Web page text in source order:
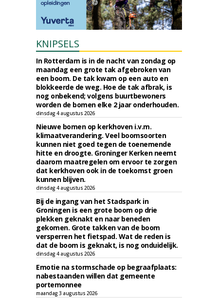
KNIPSELS
In Rotterdam is in de nacht van zondag op
maandag een grote tak afgebroken van
een boom. De tak kwam op een auto en
blokkeerde de weg. Hoe de tak afbrak, is
nog onbekend; volgens buurtbewoners
worden de bomen elke 2 jaar onderhouden.
dinsdag 4 augustus 2026
Nieuwe bomen op kerkhoven i.v.m.
klimaatverandering. Veel boomsoorten
kunnen niet goed tegen de toenemende
hitte en droogte. Groninger Kerken neemt
daarom maatregelen om ervoor te zorgen
dat kerkhoven ook in de toekomst groen
kunnen blijven.
dinsdag 4 augustus 2026
Bij de ingang van het Stadspark in
Groningen is een grote boom op drie
plekken geknakt en naar beneden
gekomen. Grote takken van de boom
versperren het fietspad. Wat de reden is
dat de boom is geknakt, is nog onduidelijk.
dinsdag 4 augustus 2026
Emotie na stormschade op begraafplaats:
nabestaanden willen dat gemeente
portemonnee
maandag 3 augustus 2026